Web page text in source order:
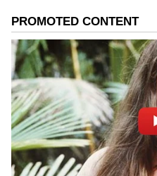
DOWNLOAD APP
RECOMMENDED STORIES